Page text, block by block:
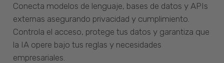
Conecta modelos de lenguaje, bases de datos y APIs
externas asegurando privacidad y cumplimiento.
Controla el acceso, protege tus datos y garantiza que
la IA opere bajo tus reglas y necesidades
empresariales.